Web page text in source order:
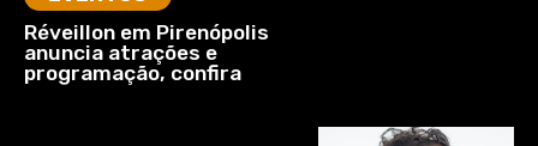
Réveillon em Pirenópolis
anuncia atrações e
programação, confira